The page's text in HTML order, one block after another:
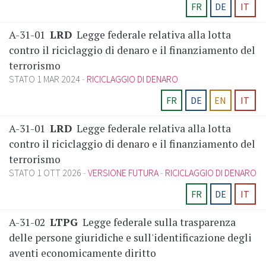
FR
DE IT
A-31-01 LRD Legge federale relativa alla lotta
contro il riciclaggio di denaro e il finanziamento del
terrorismo
STATO 1 MAR 2024 RICICLAGGIO DI DENARO
FR
DE EN IT
A-31-01 LRD Legge federale relativa alla lotta
contro il riciclaggio di denaro e il finanziamento del
terrorismo
STATO 1 OTT 2026 VERSIONE FUTURA RICICLAGGIO DI DENARO
FR
DE IT
A-31-02 LTPG Legge federale sulla trasparenza
delle persone giuridiche e sull'identificazione degli
aventi economicamente diritto